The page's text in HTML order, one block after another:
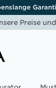
Preise